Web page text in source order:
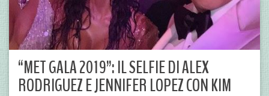
“MET GALA 2019”: IL SELFIE DI ALEX
RODRIGUEZ E JENNIFER LOPEZ CON KIM